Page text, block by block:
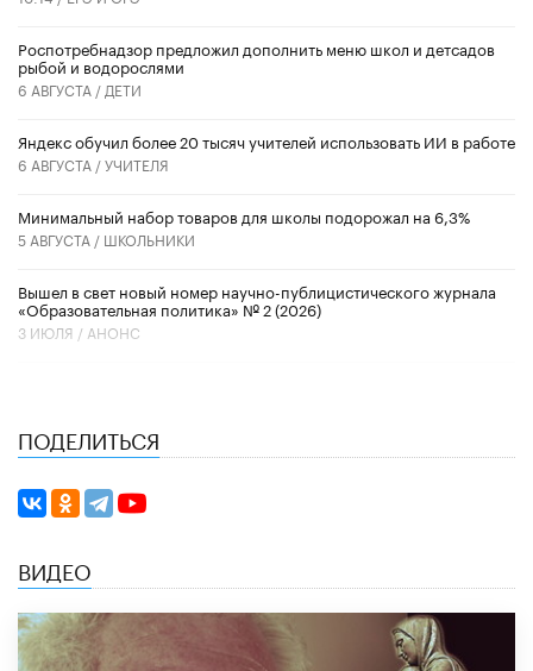
Роспотребнадзор предложил дополнить меню школ и детсадов
рыбой и водорослями
6 АВГУСТА / ДЕТИ
​Яндекс обучил более 20 тысяч учителей использовать ИИ в работе
6 АВГУСТА /УЧИТЕЛЯ
Минимальный набор товаров для школы подорожал на 6,3%
5 АВГУСТА / ШКОЛЬНИКИ
Вышел в свет новый номер научно-публицистического журнала
«Образовательная политика» № 2 (2026)
3 ИЮЛЯ / АНОНС
ПОДЕЛИТЬСЯ
ВИДЕО